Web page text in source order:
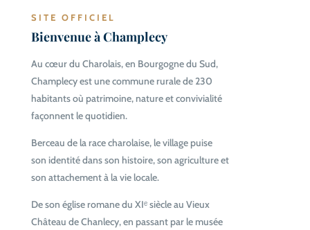
SITE OFFICIEL
Bienvenue à Champlecy
Au cœur du Charolais, en Bourgogne du Sud,
Champlecy est une commune rurale de 230
habitants où patrimoine, nature et convivialité
façonnent le quotidien.
Berceau de la race charolaise, le village puise
son identité dans son histoire, son agriculture et
son attachement à la vie locale.
De son église romane du XIᵉ siècle au Vieux
Château de Chanlecy, en passant par le musée